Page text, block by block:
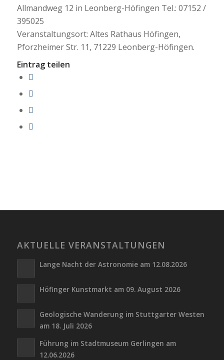
Allmandweg 12 in Leonberg-Höfingen Tel.: 07152 /
395025
Veranstaltungsort: Altes Rathaus Höfingen,
Pforzheimer Str. 11, 71229 Leonberg-Höfingen.
Eintrag teilen
AKTUELLE VERANSTALTUNGEN
Lange Nacht der Astronomie am 12.08.2026
Höfinger Kunstmarkt am 09. August 2026
Geologische Wanderung im Stuttgarter Westen
am 18. Juli 2026
Führung im Stadtmuseum Gerlingen am
12.06.2026